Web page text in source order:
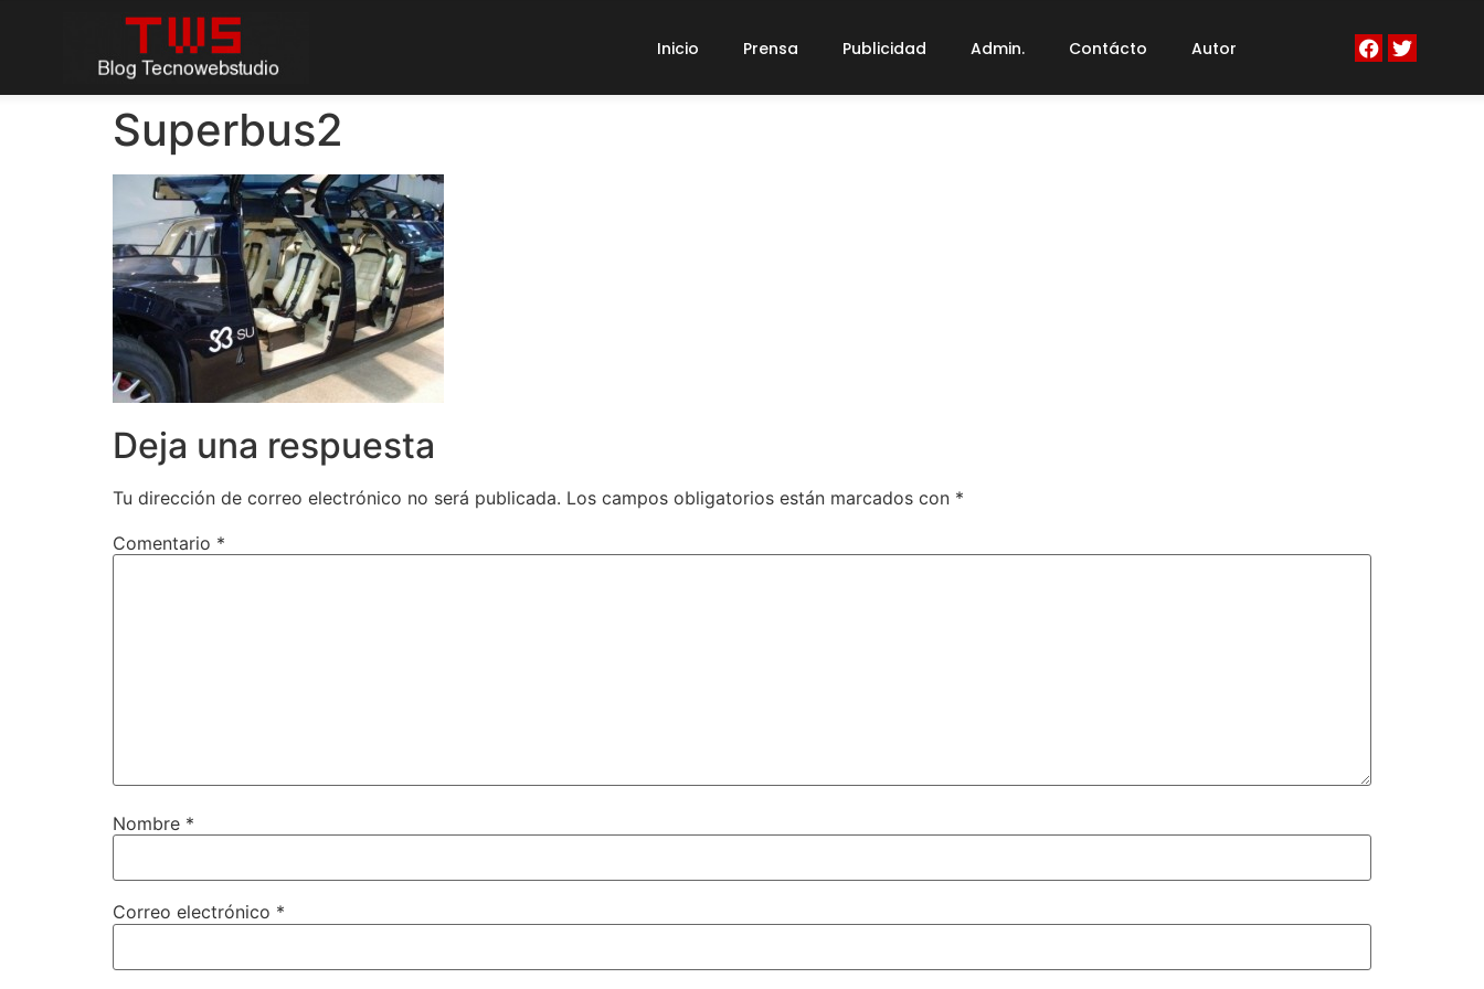
Inicio Prensa Publicidad Admin. Contácto Autor
Superbus2
Deja una respuesta
Tu dirección de correo electrónico no será publicada. Los campos obligatorios están marcados con *
Comentario *
Nombre *
Correo electrónico *